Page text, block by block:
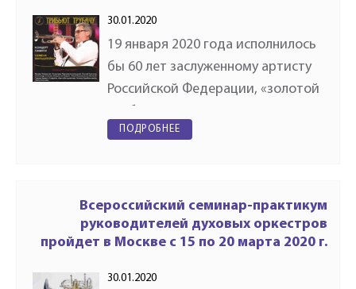
30.01.2020
19 января 2020 года исполнилось
бы 60 лет заслуженному артисту
Российской Федерации, «золотой
Мильштейну. Яркий и
свой талант в классической,…
ПОДРОБНЕЕ
Всероссийский семинар-практикум
руководителей духовых оркестров
пройдет в Москве с 15 по 20 марта 2020 г.
30.01.2020